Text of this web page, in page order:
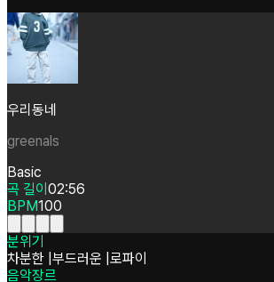
우리동네
greenals
Basic
곡 길이 02:56
BPM100
분위기
차분한 부드러운 로파이
음악장르